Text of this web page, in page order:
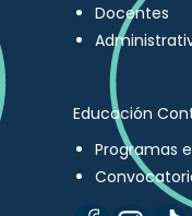
Docentes
Educación
Programas